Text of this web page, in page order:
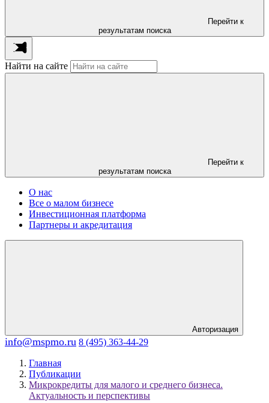
Перейти к
результатам поиска
Найти на сайте
Перейти к
результатам поиска
О нас
Все о малом бизнесе
Инвестиционная платформа
Партнеры и акредитация
Авторизация
info@mspmo.ru 8 (495) 363-44-29
Главная
Публикации
Микрокредиты для малого и среднего бизнеса.
Актуальность и перспективы